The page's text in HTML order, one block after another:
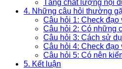
Tăng chất lượng nội
4. Những câu hỏi thường
Câu hỏi 1: Check đạo
Câu hỏi 2: Có những
Câu hỏi 3: Cách sử
Câu hỏi 4: Check đạo
Câu hỏi 5: Có nên
5. Kết luận